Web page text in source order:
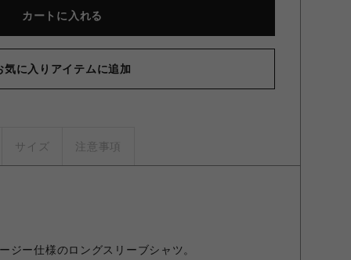
カートに入れる
気に入りアイテムに追加
サイズ 注意事項
ジー仕様のロングスリーブシャツ。